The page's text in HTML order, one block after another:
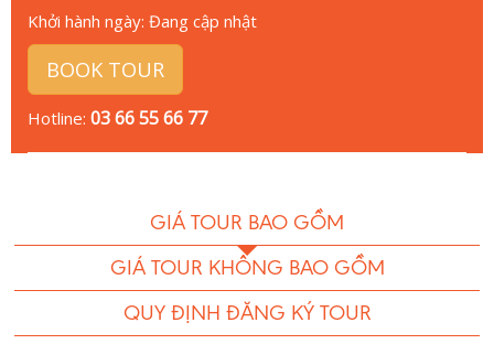
Khởi hành ngày: Đang cập nhật
BOOK TOUR
Hotline: 03 66 55 66 77
GIÁ TOUR BAO GỒM
GIÁ TOUR KHÔNG BAO GỒM
QUY ĐỊNH ĐĂNG KÝ TOUR